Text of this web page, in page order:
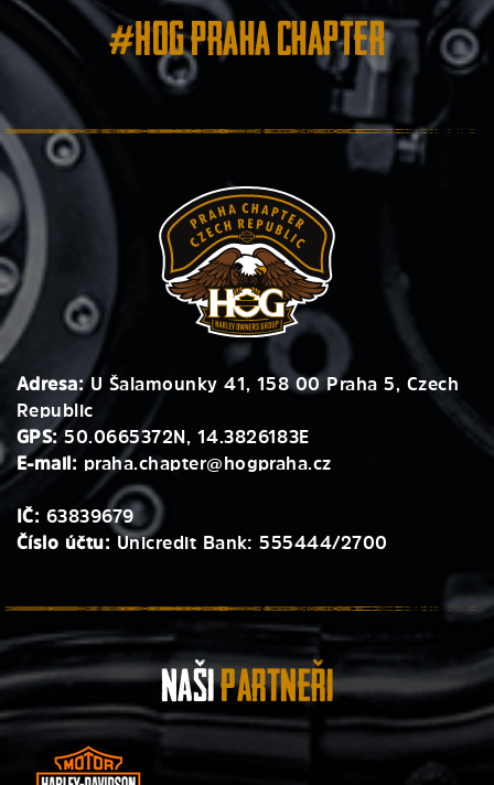
#HOG Praha Chapter
Adresa:U Šalamounky 41, 158 00 Praha 5, Czech
Republic
GPS:50.0665372N, 14.3826183E
E-mail: praha.chapter@hogpraha.cz
IČ: 63839679
Číslo účtu: Unicredit Bank: 555444/2700
NašiPartneři